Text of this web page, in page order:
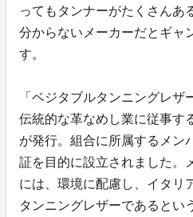
ってもタンナーがたくさんあ
分からないメーカーだとギャ
す。
「ベジタブルタンニングレ
伝統的な革なめし業に従事す
が発行。組合に所属するメン
証を目的に設立されました。
には、環境に配慮し、イタリ
タンニングレザーであるとい